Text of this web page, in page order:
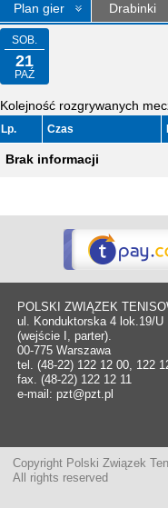
Plan gier Drabinki
SOB.
21
PAŹ
Kolejność rozgrywanych
Lp. Czas
Brak informacji
POLSKI ZWIĄZEK
ul. Konduktorska 4 lok.19/U
(wejście I, parter).
00-775 Warszawa
tel. (48-22) 122 12 00, 122
fax. (48-22) 122 12 11
e-mail: pzt@pzt.pl
Copyright Polski Związek
All rights reserved